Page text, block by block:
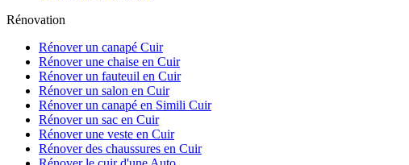
Rénovation
Rénover un canapé Cuir
Rénover une chaise en Cuir
Rénover un fauteuil en Cuir
Rénover un salon en Cuir
Rénover un canapé en Simili Cuir
Rénover un sac en Cuir
Rénover une veste en Cuir
Rénover des chaussures en Cuir